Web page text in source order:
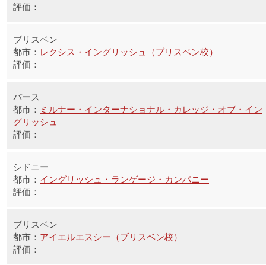
ブリスベン
レクシス・イングリッシュ（ブリスベン校）
パース
ミルナー・インターナショナル・カレッジ・オブ・イン
グリッシュ
シドニー
イングリッシュ・ランゲージ・カンパニー
ブリスベン
アイエルエスシー（ブリスベン校）